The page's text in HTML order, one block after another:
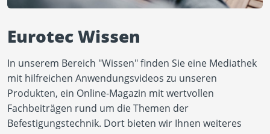
Eurotec Wissen
In unserem Bereich "Wissen" finden Sie eine Mediathek
mit hilfreichen Anwendungsvideos zu unseren
Produkten, ein Online-Magazin mit wertvollen
Fachbeiträgen rund um die Themen der
Befestigungstechnik. Dort bieten wir Ihnen weiteres